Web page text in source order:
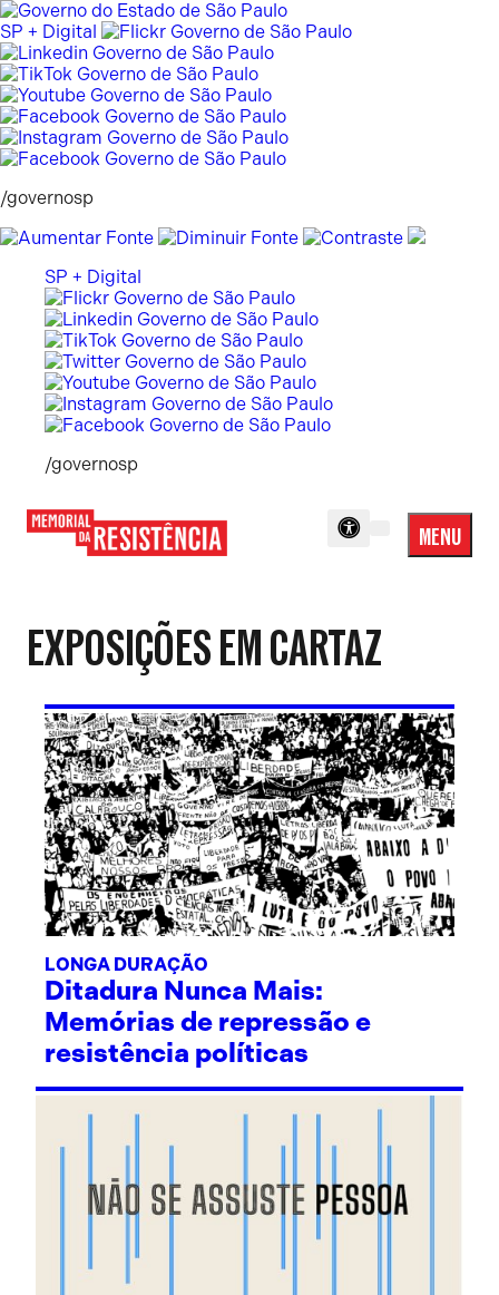
Pular
para
o
conteúdo
SP + Digital
/governosp
SP + Digital
/governosp
MENU
Menu
EXPOSIÇÕES EM CARTAZ
LONGA DURAÇÃO
Ditadura Nunca Mais:
Memórias de repressão e
resistência políticas